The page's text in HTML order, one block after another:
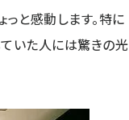
っと感動します。特に
いた人には驚きの光